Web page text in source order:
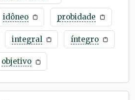
idôneo probidade
integral íntegro
objetivo